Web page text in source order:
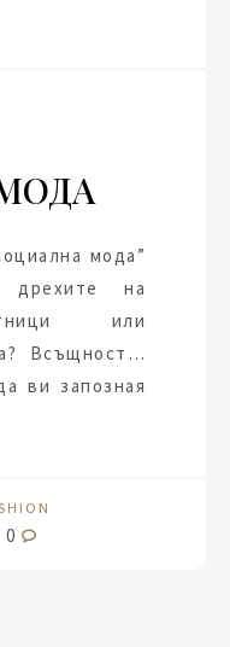
мода”
на
или
Всъщност…
ви запозная
0